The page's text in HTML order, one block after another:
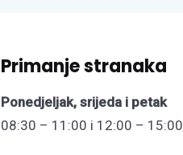
Primanje stranaka
Ponedjeljak, srijeda i petak
08:30 – 11:00 i 12:00 – 15:00